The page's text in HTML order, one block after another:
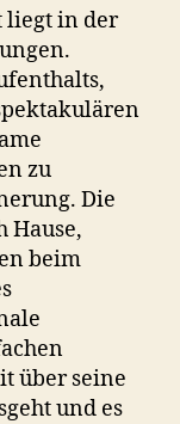
liegt in der
zu
Die
Hause,
beim
über seine
und es